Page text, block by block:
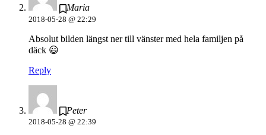
Maria
2018-05-28 @ 22:29
Absolut bilden längst ner till vänster med hela familjen på
däck 😃
Reply
Peter
2018-05-28 @ 22:39